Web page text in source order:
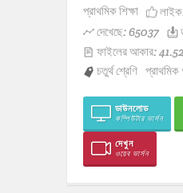
প্রাথমিক শিক্ষা
দেখেছে: 65037
ফাইলের আকার:
চতুর্থ শ্রেণি প্রাথমিক
ডাউনলোড
কম্পিউটার ভার্সন
দেখুন
ওয়েব ভার্সন